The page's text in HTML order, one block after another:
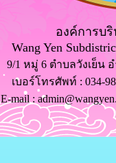
องค์การบ
Wang Yen
9/1 หมู่ 6 ตำบลวังเย็น
เบอร์โทรศัพท์ ​: 034-
E-mail :